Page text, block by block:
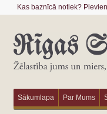
Kas baznīcā notiek?
Sākumlapa Par Mums